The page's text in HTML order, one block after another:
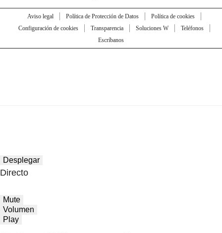
Aviso legal Política de Protección de Datos
Política de cookies
Configuración de cookies
Transparencia Soluciones W
Teléfonos
Escríbanos
Desplegar
Directo
Mute
Volumen
Play